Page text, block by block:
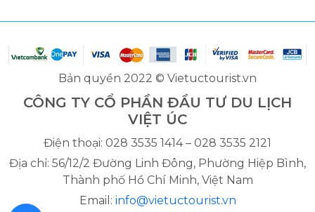
Bản quyền 2022 © Vietuctourist.vn
CÔNG TY CỔ PHẦN ĐẦU TƯ DU LỊCH
VIỆT ÚC
Điện thoại: 028 3535 1414 – 028 3535 2121
Địa chỉ: 56/12/2 Đường Linh Đông, Phường Hiệp Bình,
Thành phố Hồ Chí Minh, Việt Nam
Email: info@vietuctourist.vn